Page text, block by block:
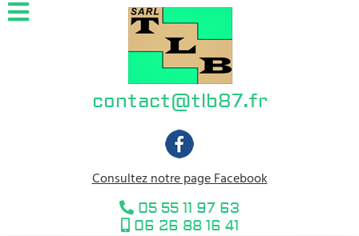
contact@tlb87.fr
Consultez notre page Facebook
05 55 11 97 63
06 26 88 16 41